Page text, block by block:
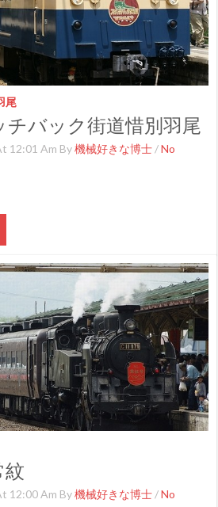
尾
チバック街道惜別羽尾
12:01 Am By機械好きな博士 /No
紋
12:00 Am By機械好きな博士 /No